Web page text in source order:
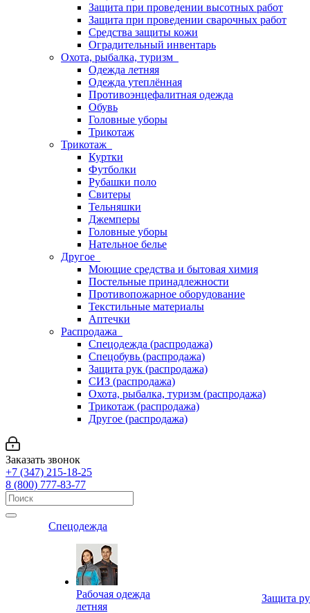
Защита при проведении высотных работ
Защита при проведении сварочных работ
Средства защиты кожи
Оградительный инвентарь
Охота, рыбалка, туризм
Одежда летняя
Одежда утеплённая
Противоэнцефалитная одежда
Обувь
Головные уборы
Трикотаж
Трикотаж
Куртки
Футболки
Рубашки поло
Свитеры
Тельняшки
Джемперы
Головные уборы
Нательное белье
Другое
Моющие средства и бытовая химия
Постельные принадлежности
Противопожарное оборудование
Текстильные материалы
Аптечки
Распродажа
Спецодежда (распродажа)
Спецобувь (распродажа)
Защита рук (распродажа)
СИЗ (распродажа)
Охота, рыбалка, туризм (распродажа)
Трикотаж (распродажа)
Другое (распродажа)
Заказать звонок
+7 (347) 215-18-25
8 (800) 777-83-77
Спецодежда
Рабочая одежда
летняя
Защита